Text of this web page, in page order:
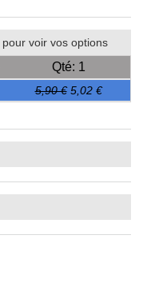
voir vos options
Qté: 1
5,90 € 5,02 €